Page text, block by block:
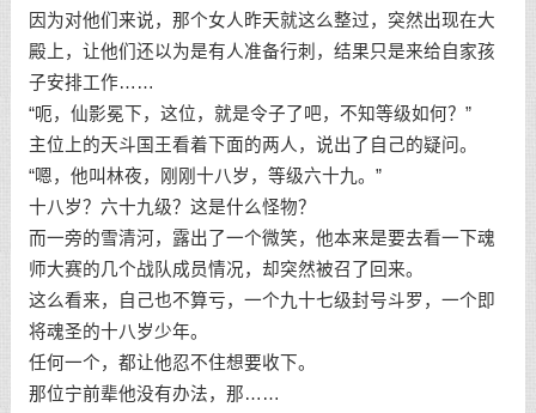
因为对他们来说，那个女人昨天就这么整过，突然出现在大
殿上，让他们还以为是有人准备行刺，结果只是来给自家孩
子安排工作……
“呃，仙影冕下，这位，就是令子了吧，不知等级如何？”
主位上的天斗国王看着下面的两人，说出了自己的疑问。
“嗯，他叫林夜，刚刚十八岁，等级六十九。”
十八岁？六十九级？这是什么怪物？
而一旁的雪清河，露出了一个微笑，他本来是要去看一下魂
师大赛的几个战队成员情况，却突然被召了回来。
这么看来，自己也不算亏，一个九十七级封号斗罗，一个即
将魂圣的十八岁少年。
任何一个，都让他忍不住想要收下。
那位宁前辈他没有办法，那……